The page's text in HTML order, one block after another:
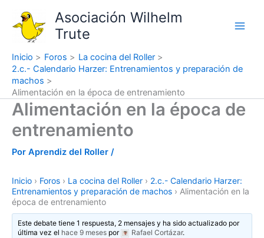
contenido
Asociación Wilhelm
Trute
Inicio Foros
La cocina del Roller
2.c.- Calendario Harzer: Entrenamientos y preparación de
machos
Alimentación en la época de entrenamiento
Alimentación en la época de
entrenamiento
Por Aprendiz del Roller /
Inicio › Foros › La cocina del Roller › 2.c.- Calendario Harzer:
Entrenamientos y preparación de machos › Alimentación en la
época de entrenamiento
Este debate tiene 1 respuesta, 2 mensajes y ha sido actualizado por
última vez el hace 9 meses por Rafael Cortázar.